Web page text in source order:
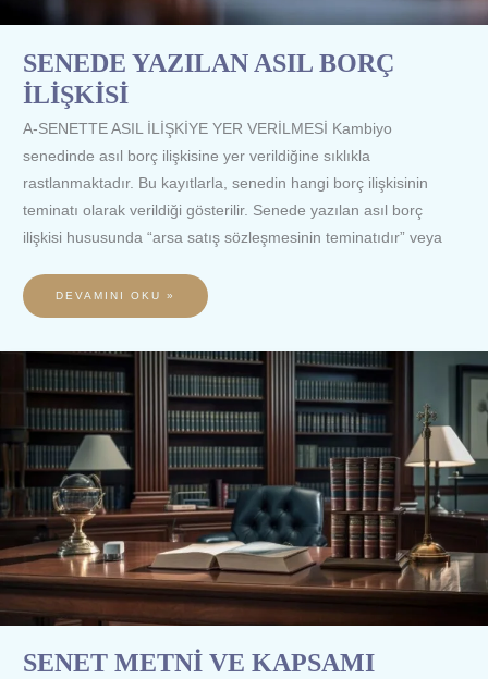
SENEDE YAZILAN ASIL BORÇ
İLİŞKİSİ
A-SENETTE ASIL İLİŞKİYE YER VERİLMESİ Kambiyo
senedinde asıl borç ilişkisine yer verildiğine sıklıkla
rastlanmaktadır. Bu kayıtlarla, senedin hangi borç ilişkisinin
teminatı olarak verildiği gösterilir. Senede yazılan asıl borç
ilişkisi hususunda “arsa satış sözleşmesinin teminatıdır” veya
DEVAMINI OKU »
SENET METNİ VE KAPSAMI
SENET
METNİ
KAPSAMI